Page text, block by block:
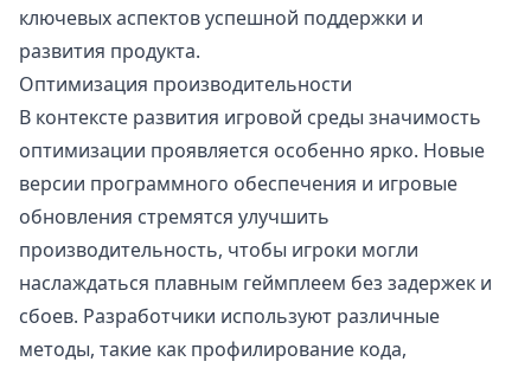
ключевых аспектов успешной поддержки и
развития продукта.
Оптимизация производительности
В контексте развития игровой среды значимость
оптимизации проявляется особенно ярко. Новые
версии программного обеспечения и игровые
обновления стремятся улучшить
производительность, чтобы игроки могли
наслаждаться плавным геймплеем без задержек и
сбоев. Разработчики используют различные
методы, такие как профилирование кода,